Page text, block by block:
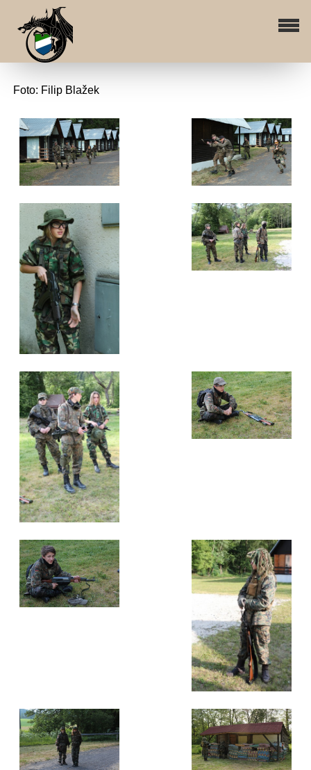
Foto: Filip Blažek